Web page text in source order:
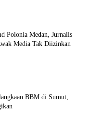
Polonia Medan, Jurnalis
Media Tak Diizinkan
BBM di Sumut,